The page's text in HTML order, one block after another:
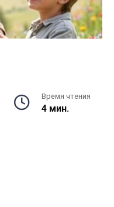
Время чтения
4 мин.